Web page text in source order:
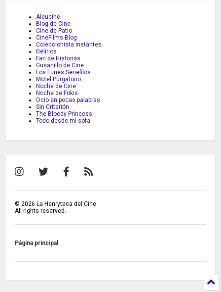
Aleucine
Blog de Cine
Cine de Patio
CineFilms Blog
Coleccionista Instantes
Delirios
Fan de Historias
Gusanillo de Cine
Los Lunes Seriefilos
Motel Purgatorio
Noche de Cine
Noche de Frikis
Ocio en pocas palabras
Sin Criterión
The Bloody Princess
Todo desde mi sofa
©2026 La Henryteca del Cine
All rights reserved.
Página principal